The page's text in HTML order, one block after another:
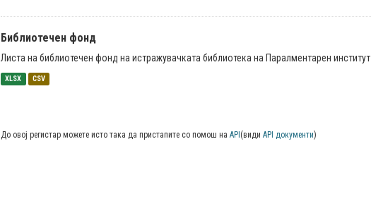
Библиотечен фонд
Листа на библиотечен фонд на истражувачката библиотека на Паралментарен институт
XLSX CSV
До овој регистар можете исто така да пристапите со помош на API (види API документи)